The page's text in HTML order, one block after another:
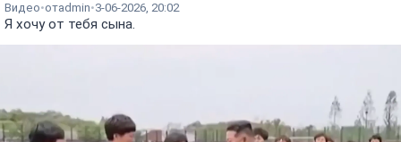
Видео отadmin 3-06-2026, 20:02
Я хочу от тебя сына.